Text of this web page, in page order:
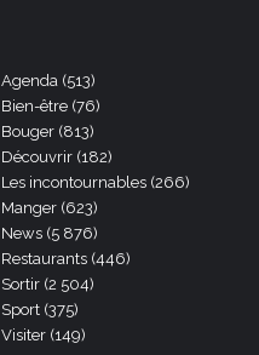
Agenda (513)
Bien-être (76)
Bouger (813)
Découvrir (182)
Les incontournables (266)
Manger (623)
News (5 876)
Restaurants (446)
Sortir (2 504)
Sport (375)
Visiter (149)